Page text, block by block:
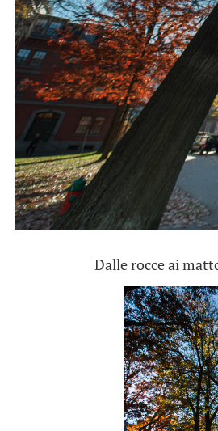
Dalle rocce ai